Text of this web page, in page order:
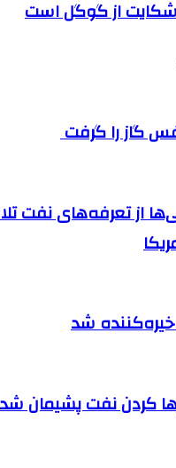
از گوگل است
گاز را گرفت
از تعرفه‌های نفت
شد
کردن نفت پشیمان شد